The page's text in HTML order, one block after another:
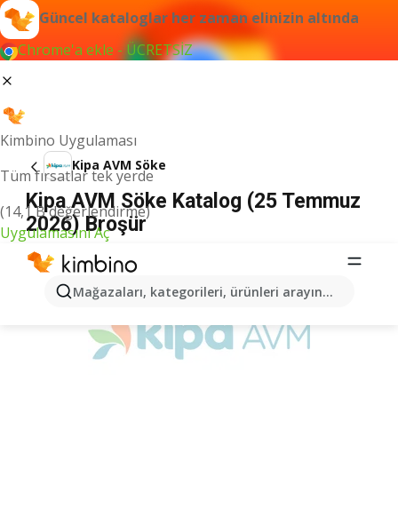
Güncel kataloglar her zaman elinizin altında
Chrome'a ekle - ÜCRETSİZ
Kimbino Uygulaması
Tüm fırsatlar tek yerde
(14,1 B değerlendirme)
Uygulamasını Aç
Mağazaları, kategorileri, ürünleri arayın...
Kipa AVM Söke
Kipa AVM Söke Katalog (25 Temmuz
2026) Broşür